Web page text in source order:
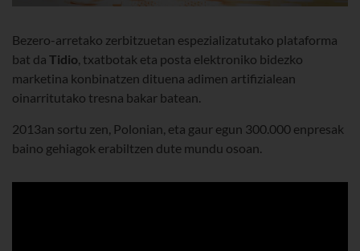
Bezero-arretako zerbitzuetan espezializatutako plataforma
bat da Tidio, txatbotak eta posta elektroniko bidezko
marketina konbinatzen dituena adimen artifizialean
oinarritutako tresna bakar batean.
2013an sortu zen, Polonian, eta gaur egun 300.000 enpresak
baino gehiagok erabiltzen dute mundu osoan.